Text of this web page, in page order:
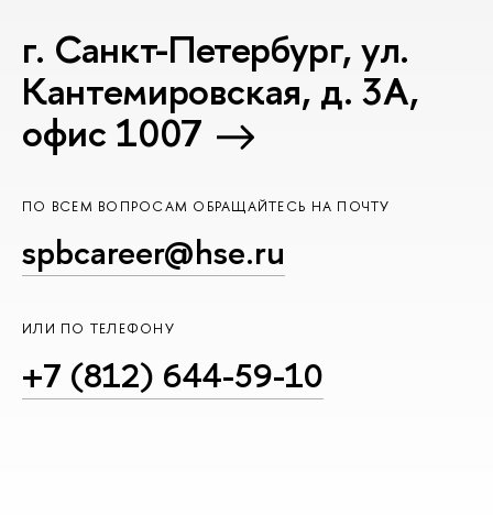
г. Санкт-Петербург, ул.
Кантемировская, д. 3А,
офис 1007
ПО ВСЕМ ВОПРОСАМ ОБРАЩАЙТЕСЬ НА ПОЧТУ
spbcareer@hse.ru
ИЛИ ПО ТЕЛЕФОНУ
+7 (812) 644-59-10